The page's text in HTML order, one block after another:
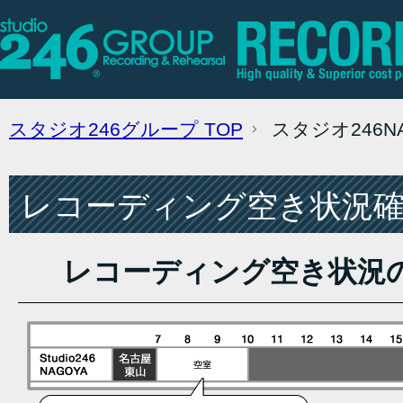
スタジオ246グループ TOP スタジオ
レコーディング空き状況
レコーディング空き状況